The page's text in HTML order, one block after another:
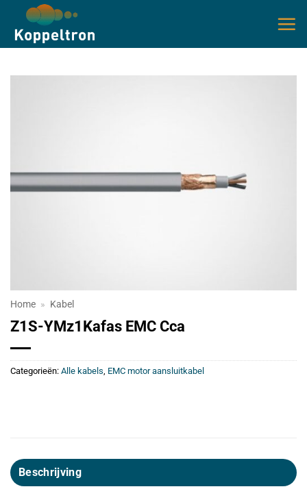
inhoud
Home » Kabel
Z1S-YMz1Kafas EMC Cca
Categorieën: Alle kabels EMC motor aansluitkabel
Beschrijving